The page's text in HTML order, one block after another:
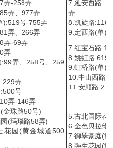
弄-258弄
弄、977弄
):519号-755弄
弄、266弄
7.延安西路（
弄
8.凯旋路
9.定西路(单
弄-69弄
弄
弄、258号、259
弄
号
弄-146弄
7.红宝石路:19
8.姚虹路:619
9.虹桥路(单
10.中山西路
11.安顺路
金珠路50号)
(玛瑙路58弄)
花园(黄金城道500
5.古北国际花
6.金色贝拉维
7.御翠豪庭(
8.强生花园(